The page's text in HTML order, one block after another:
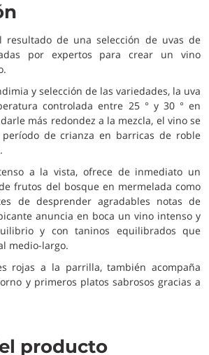
de una selección de uvas de
por expertos para crear un vino
y selección de las variedades, la uva
controlada entre 25 ° y 30 ° en
más redondez a la mezcla, el vino se
de crianza en barricas de roble
a la vista, ofrece de inmediato un
frutos del bosque en mermelada como
de desprender agradables notas de
anuncia en boca un vino intenso y
y con taninos equilibrados que
medio-largo.
rojas a la parrilla, también acompaña
y primeros platos sabrosos gracias a
producto